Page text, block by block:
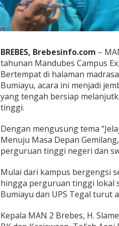
i
r
a
S
i
s
a
M
2
r
e
e
s
M
e
u
BREBES, Brebesinfo.com –
tahunan Mandubes Campus
Bertempat di halaman
Bumiayu, acara ini menjadi
yang tengah bersiap
tinggi.
Dengan mengusung tema
Menuju Masa Depan
perguruan tinggi negeri dan
Mulai dari kampus bergengsi
hingga perguruan tinggi lokal
Bumiayu dan UPS Tegal turut
Kepala MAN 2 Brebes, H.